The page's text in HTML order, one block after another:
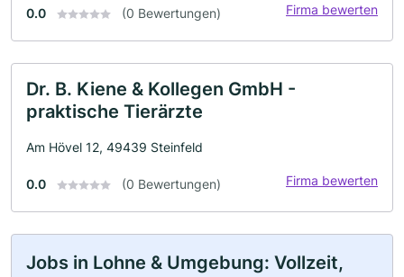
0.0 (0 Bewertungen) Firma bewerten
Dr. B. Kiene & Kollegen GmbH -
praktische Tierärzte
Am Hövel 12, 49439 Steinfeld
0.0 (0 Bewertungen) Firma bewerten
Jobs in Lohne & Umgebung: Vollzeit,